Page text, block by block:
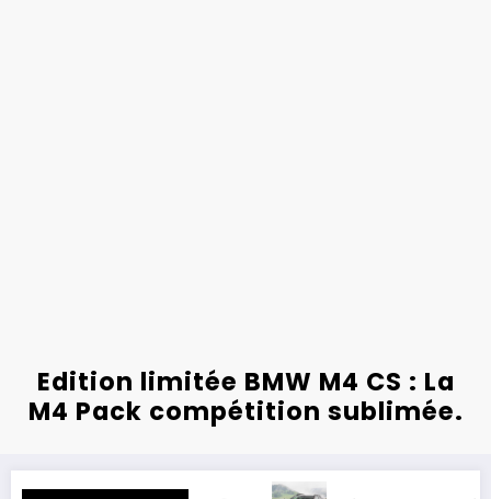
Edition limitée BMW M4 CS : La
M4 Pack compétition sublimée.